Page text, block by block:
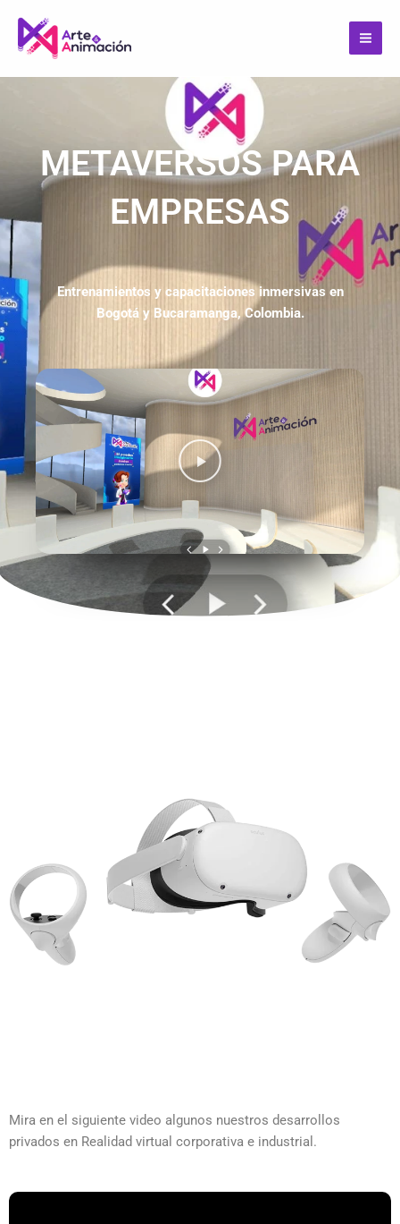
contenido
METAVERSOS PARA
EMPRESAS
Entrenamientos y capacitaciones inmersivas en
Bogotá y Bucaramanga, Colombia.
Mira en el siguiente video algunos nuestros desarrollos
privados en Realidad virtual corporativa e industrial.